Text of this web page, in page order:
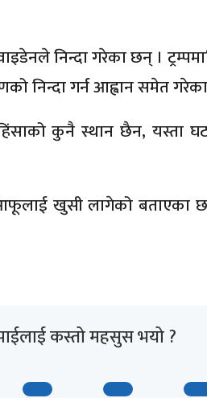
निन्दा गरेका छन् ।
निन्दा गर्न आह्वान समेत
कुनै स्थान छैन, यस्ता
खुसी लागेको बताएका छन्
कस्तो महसुस भयो ?